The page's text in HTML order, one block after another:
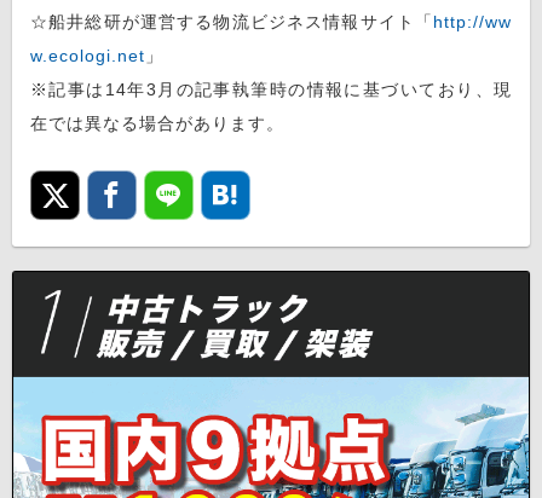
☆船井総研が運営する物流ビジネス情報サイト「 http://ww
w.ecologi.net 」
※記事は14年3月の記事執筆時の情報に基づいており、現
在では異なる場合があります。